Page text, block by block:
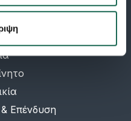
Επένδυση